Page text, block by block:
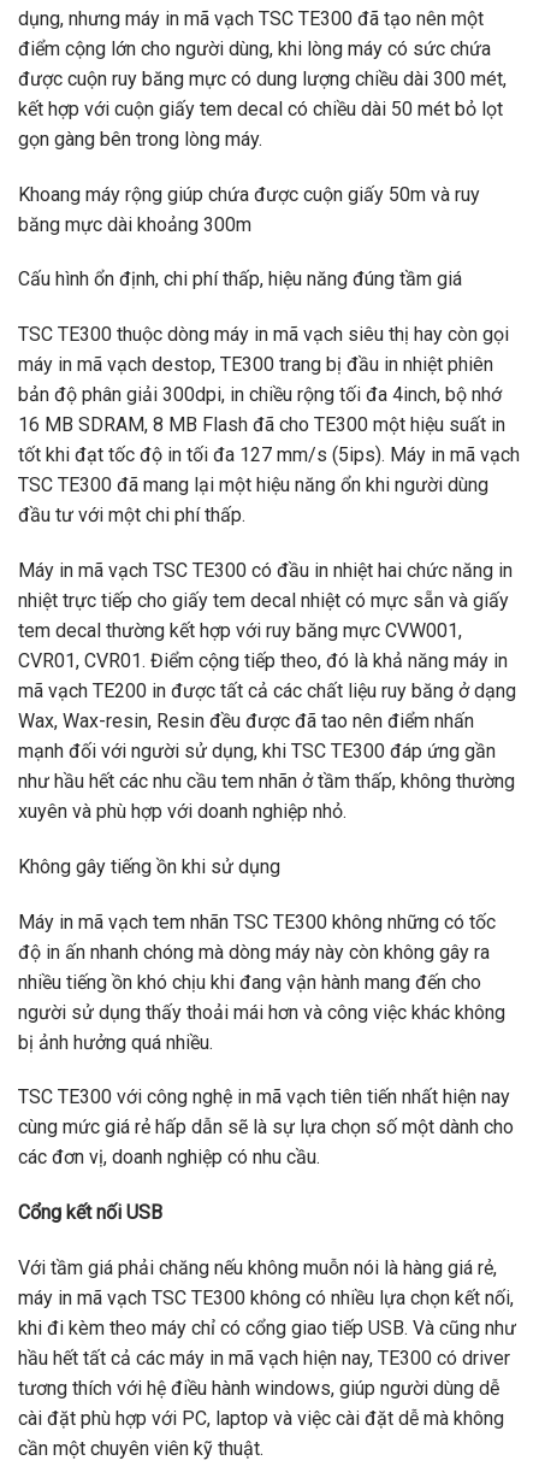
dụng, nhưng máy in mã vạch TSC TE300 đã tạo nên một
điểm cộng lớn cho người dùng, khi lòng máy có sức chứa
được cuộn ruy băng mực có dung lượng chiều dài 300 mét,
kết hợp với cuộn giấy tem decal có chiều dài 50 mét bỏ lọt
gọn gàng bên trong lòng máy.
Khoang máy rộng giúp chứa được cuộn giấy 50m và ruy
băng mực dài khoảng 300m
Cấu hình ổn định, chi phí thấp, hiệu năng đúng tầm giá
TSC TE300 thuộc dòng máy in mã vạch siêu thị hay còn gọi
máy in mã vạch destop, TE300 trang bị đầu in nhiệt phiên
bản độ phân giải 300dpi, in chiều rộng tối đa 4inch, bộ nhớ
16 MB SDRAM, 8 MB Flash đã cho TE300 một hiệu suất in
tốt khi đạt tốc độ in tối đa 127 mm/s (5ips). Máy in mã vạch
TSC TE300 đã mang lại một hiệu năng ổn khi người dùng
đầu tư với một chi phí thấp.
Máy in mã vạch TSC TE300 có đầu in nhiệt hai chức năng in
nhiệt trực tiếp cho giấy tem decal nhiệt có mực sẵn và giấy
tem decal thường kết hợp với ruy băng mực CVW001,
CVR01, CVR01. Điểm cộng tiếp theo, đó là khả năng máy in
mã vạch TE200 in được tất cả các chất liệu ruy băng ở dạng
Wax, Wax-resin, Resin đều được đã tao nên điểm nhấn
mạnh đối với người sử dụng, khi TSC TE300 đáp ứng gần
như hầu hết các nhu cầu tem nhãn ở tầm thấp, không thường
xuyên và phù hợp với doanh nghiệp nhỏ.
Không gây tiếng ồn khi sử dụng
Máy in mã vạch tem nhãn TSC TE300 không những có tốc
độ in ấn nhanh chóng mà dòng máy này còn không gây ra
nhiều tiếng ồn khó chịu khi đang vận hành mang đến cho
người sử dụng thấy thoải mái hơn và công việc khác không
bị ảnh hưởng quá nhiều.
TSC TE300 với công nghệ in mã vạch tiên tiến nhất hiện nay
cùng mức giá rẻ hấp dẫn sẽ là sự lựa chọn số một dành cho
các đơn vị, doanh nghiệp có nhu cầu.
Cổng kết nối USB
Với tầm giá phải chăng nếu không muỗn nói là hàng giá rẻ,
máy in mã vạch TSC TE300 không có nhiều lựa chọn kết nối,
khi đi kèm theo máy chỉ có cổng giao tiếp USB. Và cũng như
hầu hết tất cả các máy in mã vạch hiện nay, TE300 có driver
tương thích với hệ điều hành windows, giúp người dùng dễ
cài đặt phù hợp với PC, laptop và việc cài đặt dễ mà không
cần một chuyên viên kỹ thuật.